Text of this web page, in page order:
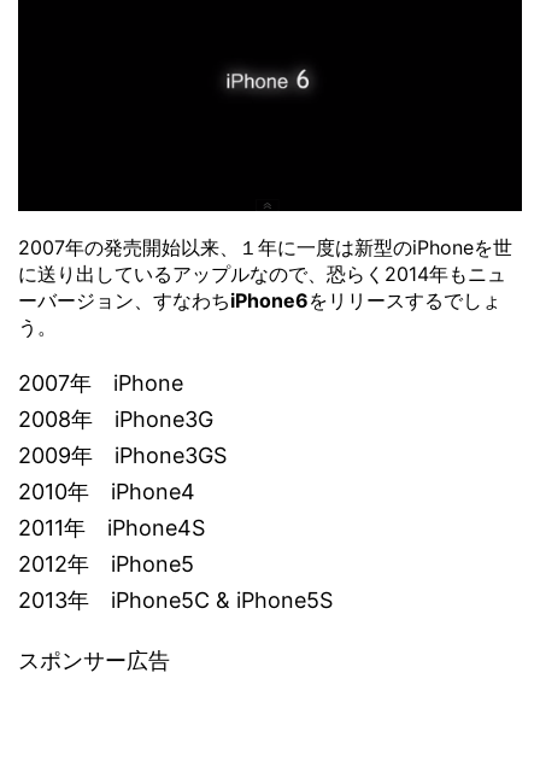
2007年の発売開始以来、１年に一度は新型のiPhoneを世
に送り出しているアップルなので、恐らく2014年もニュ
ーバージョン、すなわちiPhone6をリリースするでしょ
う。
2007年 iPhone
2008年 iPhone3G
2009年 iPhone3GS
2010年 iPhone4
2011年 iPhone4S
2012年 iPhone5
2013年 iPhone5C & iPhone5S
スポンサー広告